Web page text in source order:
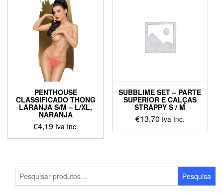
options
may
be
chosen
page
PENTHOUSE
CLASSIFICADO THONG
LARANJA S/M – L/XL,
NARANJA
€4,19 Iva Inc.
This
multiple
variants.
SUBBLIME SET – PARTE
SUPERIOR E CALÇAS
STRAPPY S / M
€13,70 Iva Inc.
This
variants.
The
por:
Pesquisa